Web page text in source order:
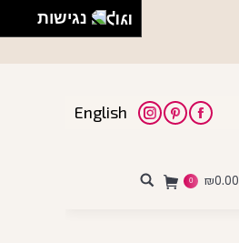
Facebook
Pinterest
Instagram
English
₪0.00
0
Search:
נגישות